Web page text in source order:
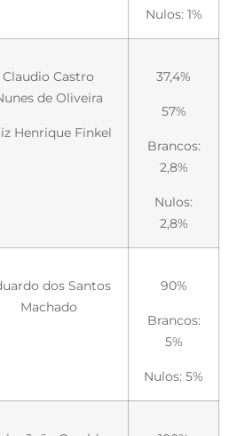
Nulos: 1%
Claudio Castro
de Oliveira
Henrique Finkel
37,4%
57%
Brancos:
2,8%
Nulos:
2,8%
dos Santos
Machado
90%
Brancos:
5%
Nulos: 5%